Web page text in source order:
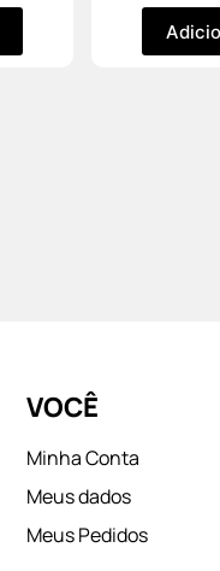
VOCÊ
Minha Conta
Meus dados
Meus Pedidos